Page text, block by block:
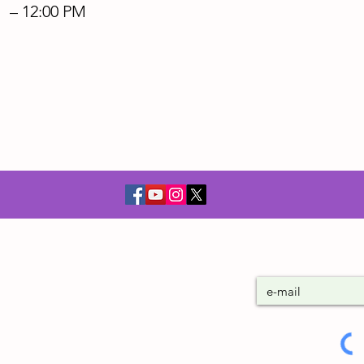
– 12:00 PM